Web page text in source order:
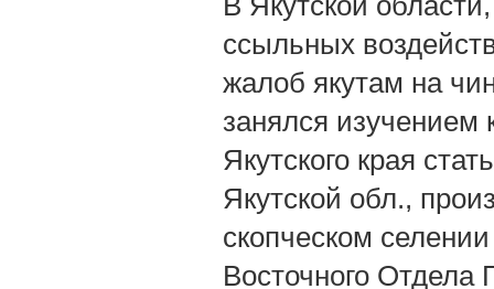
ссыльных
жалоб якутам на
занялся изучением
Якутского края
Якутской обл.,
скопческом
Восточного Отдела